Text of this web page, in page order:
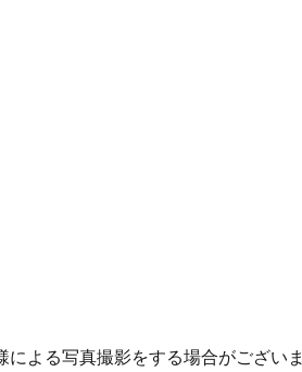
よる写真撮影をする場合がございま